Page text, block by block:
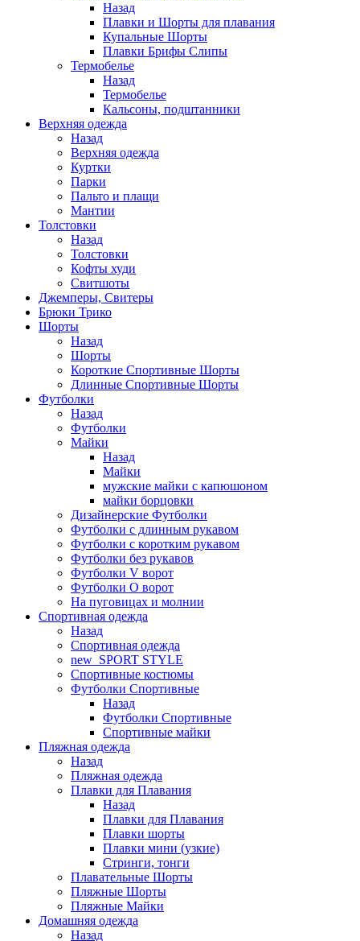
Назад
Плавки и Шорты для плавания
Купальные Шорты
Плавки Брифы Слипы
Термобелье
Назад
Термобелье
Кальсоны, подштанники
Верхняя одежда
Назад
Верхняя одежда
Куртки
Парки
Пальто и плащи
Мантии
Толстовки
Назад
Толстовки
Кофты худи
Свитшоты
Джемперы, Свитеры
Брюки Трико
Шорты
Назад
Шорты
Короткие Спортивные Шорты
Длинные Спортивные Шорты
Футболки
Назад
Футболки
Майки
Назад
Майки
мужские майки с капюшоном
майки борцовки
Дизайнерские Футболки
Футболки с длинным рукавом
Футболки с коротким рукавом
Футболки без рукавов
Футболки V ворот
Футболки O ворот
На пуговицах и молнии
Спортивная одежда
Назад
Спортивная одежда
new_SPORT STYLE
Спортивные костюмы
Футболки Спортивные
Назад
Футболки Спортивные
Спортивные майки
Пляжная одежда
Назад
Пляжная одежда
Плавки для Плавания
Назад
Плавки для Плавания
Плавки шорты
Плавки мини (узкие)
Стринги, тонги
Плавательные Шорты
Пляжные Шорты
Пляжные Майки
Домашняя одежда
Назад